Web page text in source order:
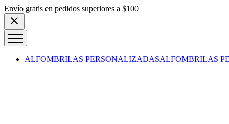
Skip to content
Envío gratis en pedidos superiores a $100
ALFOMBRILAS PERSONALIZADASALFOMBRILAS